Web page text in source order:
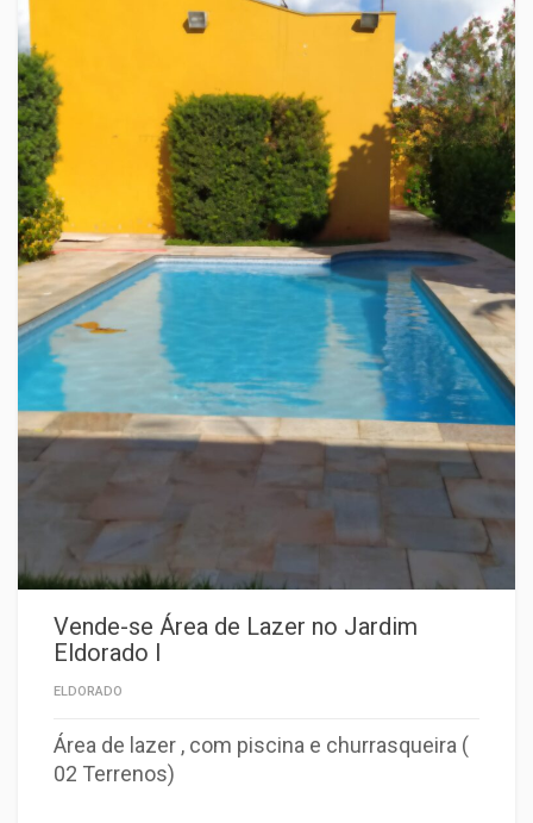
Vende-se Área de Lazer no Jardim
Eldorado I
ELDORADO
Área de lazer , com piscina e churrasqueira (
02 Terrenos)